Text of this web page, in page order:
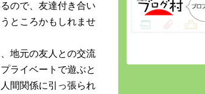
ので、友達付き合い
ところかもしれませ
地元の友人との交流
ライベートで遊ぶと
間関係に引っ張られ